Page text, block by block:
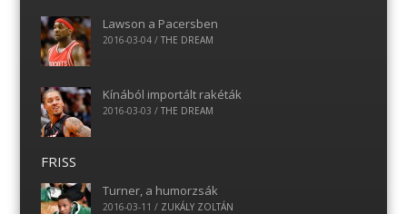
Lawson a Pacersben
2016-03-04/ THE DREAM
Kínából importált rakéták
2016-03-03 / THE DREAM
FRISS
Turner, a humorzsák
2016-03-11 / ZUKÁLY ZOLTÁN